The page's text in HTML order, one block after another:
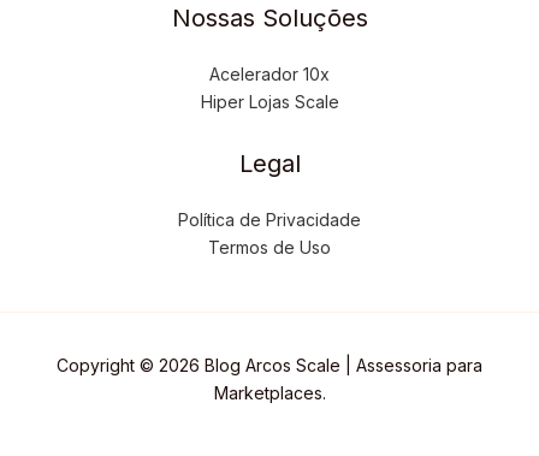
Nossas Soluções
Acelerador 10x
Hiper Lojas Scale
Legal
Política de Privacidade
Termos de Uso
Copyright © 2026 Blog Arcos Scale | Assessoria para
Marketplaces.